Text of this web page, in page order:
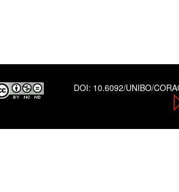
DOI: 10.6092/UNIBO/